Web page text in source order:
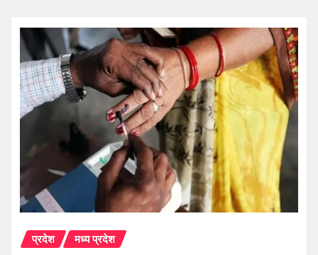
प्रदेश मध्य प्रदेश